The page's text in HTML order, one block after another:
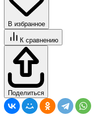
В избранное
К сравнению
Поделиться